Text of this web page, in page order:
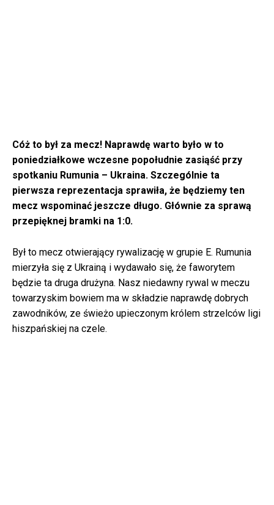
Cóż to był za mecz! Naprawdę warto było w to
poniedziałkowe wczesne popołudnie zasiąść przy
spotkaniu Rumunia – Ukraina. Szczególnie ta
pierwsza reprezentacja sprawiła, że będziemy ten
mecz wspominać jeszcze długo. Głównie za sprawą
przepięknej bramki na 1:0.
Był to mecz otwierający rywalizację w grupie E. Rumunia
mierzyła się z Ukrainą i wydawało się, że faworytem
będzie ta druga drużyna. Nasz niedawny rywal w meczu
towarzyskim bowiem ma w składzie naprawdę dobrych
zawodników, ze świeżo upieczonym królem strzelców ligi
hiszpańskiej na czele.